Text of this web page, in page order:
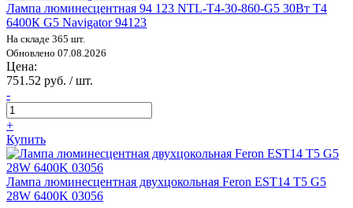
Лампа люминесцентная 94 123 NTL-T4-30-860-G5 30Вт T4
6400К G5 Navigator 94123
На складе 365 шт.
Обновлено 07.08.2026
Цена:
751.52 руб. / шт.
-
+
Купить
Лампа люминесцентная двухцокольная Feron EST14 T5 G5
28W 6400K 03056